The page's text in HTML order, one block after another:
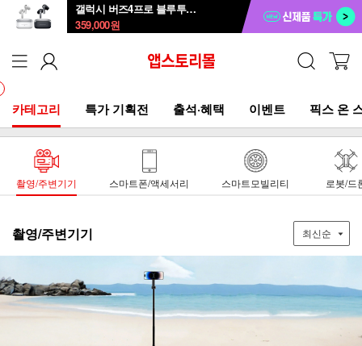
갤럭시 버즈4프로 블루투스 이어폰 SM-R640
359,000원
카테고리 특가 기획전 출석·혜택 이벤트 픽스 온
촬영/주변기기 스마트폰/액세서리 스마트모빌리티 로봇/드
촬영/주변기기